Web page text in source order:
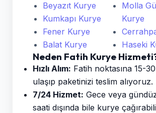
Beyazıt Kurye
Kumkapı Kurye
Fener Kurye
Balat Kurye
Molla
Kurye
Haseki
Neden Fatih Kurye
Hızlı Alım: Fatih noktasına 15-
ulaşıp paketinizi teslim alıyoruz.
7/24 Hizmet: Gece veya
saati dışında bile kurye